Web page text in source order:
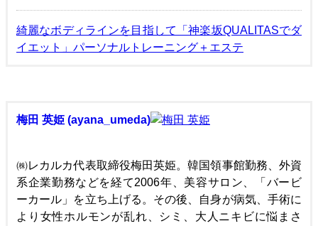
綺麗なボディラインを目指して「神楽坂QUALITASでダ
イエット」パーソナルトレーニング＋エステ
梅田 英姫 (ayana_umeda)
㈱レカルカ代表取締役梅田英姫。韓国領事館勤務、外資
系企業勤務などを経て2006年、美容サロン、「バービ
ーカール」を立ち上げる。その後、自身が病気、手術に
より女性ホルモンが乱れ、シミ、大人ニキビに悩まさ